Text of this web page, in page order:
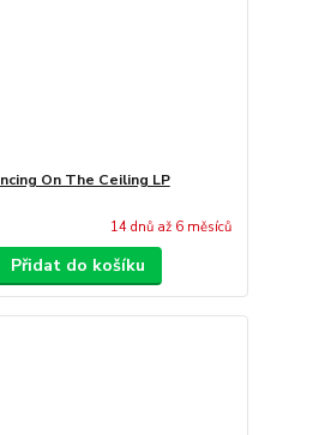
On The Ceiling LP
14 dnů až 6 měsíců
Přidat do košíku